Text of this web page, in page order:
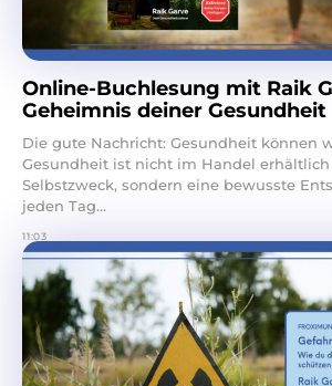
Online-Buchlesung mit Raik
Geheimnis deiner Gesundheit
Die gute Nachricht: Gesundheit können
Gesundheit ist nicht im Handel
Selbstzweck, sondern eine bewusste
jeden Tag...
11:03